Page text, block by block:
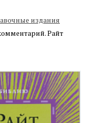
издания
Райт